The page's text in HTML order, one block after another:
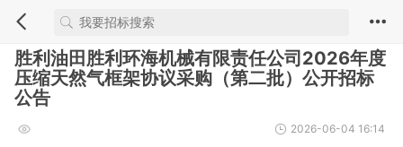
胜利油田胜利环海机械有限责任公司2026年度
压缩天然气框架协议采购（第二批）公开招标
公告
2026-06-04 16:14